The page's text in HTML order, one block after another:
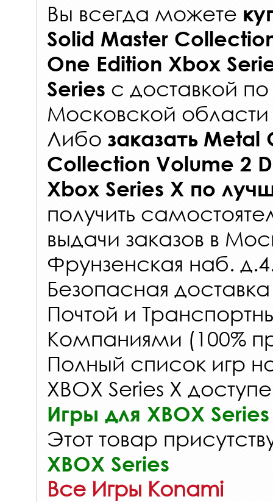
Вы всегда можете
Solid Master
One Edition Xbox
Series с доставкой
Московской
Либо заказать Metal
Collection Volume 2
Xbox Series X по
получить
выдачи заказов в
Фрунзенская наб.
Безопасная
Почтой и
Компаниями (100%
Полный список игр
XBOX Series X
Игры для XBOX
Этот товар
XBOX Series
Все Игры Konami